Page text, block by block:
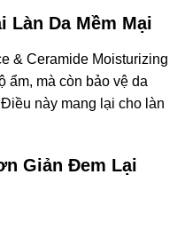
Làn Da Mềm Mại
& Ceramide Moisturizing
ẩm, mà còn bảo vệ da
này mang lại cho làn
Giản Đem Lại